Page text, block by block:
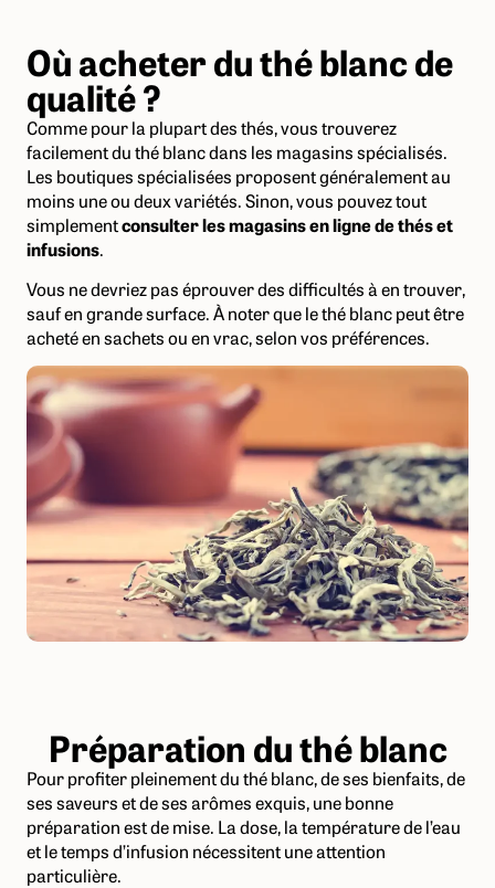
Où acheter du thé blanc de
qualité ?
Comme pour la plupart des thés, vous trouverez
facilement du thé blanc dans les magasins spécialisés.
Les boutiques spécialisées proposent généralement au
moins une ou deux variétés. Sinon, vous pouvez tout
simplementconsulter les magasins en ligne de thés et
infusions.
Vous ne devriez pas éprouver des difficultés à en trouver,
sauf en grande surface. À noter que le thé blanc peut être
acheté en sachets ou en vrac, selon vos préférences.
Préparation du thé blanc
Pour profiter pleinement du thé blanc, de ses bienfaits, de
ses saveurs et de ses arômes exquis, une bonne
préparation est de mise. La dose, la température de l’eau
et le temps d’infusion nécessitent une attention
particulière.